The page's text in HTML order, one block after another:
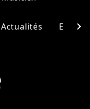
Actualités chevron_right